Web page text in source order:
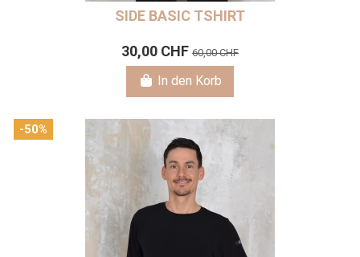
SIDE BASIC TSHIRT
30,00 CHF 60,00 CHF
In den Korb
-50%